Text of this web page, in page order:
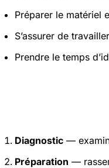
Préparer le matériel
S’assurer de
Prendre le temps
Diagnostic —
Préparation —